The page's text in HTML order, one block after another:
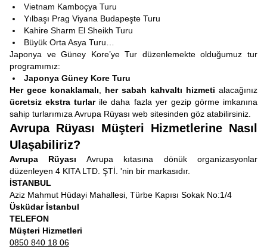
Vietnam Kamboçya Turu
Yılbaşı Prag Viyana Budapeşte Turu
Kahire Sharm El Sheikh Turu
Büyük Orta Asya Turu…
Japonya ve Güney Kore’ye Tur düzenlemekte olduğumuz tur
programımız:
Japonya Güney Kore Turu
Her gece konaklamalı
her sabah kahvaltı hizmeti alacağınız
ücretsiz ekstra turlarile daha fazla yer gezip görme imkanına
sahip turlarımıza Avrupa Rüyası web sitesinden göz atabilirsiniz.
Avrupa Rüyası Müşteri Hizmetlerine Nasıl
Ulaşabiliriz?
Avrupa Rüyası Avrupa kıtasına dönük organizasyonlar
düzenleyen 4 KITA LTD. ŞTİ. 'nin bir markasıdır.
İSTANBUL
Aziz Mahmut Hüdayi Mahallesi, Türbe Kapısı Sokak No:1/4
Üsküdar İstanbul
TELEFON
Müşteri Hizmetleri
0850 840 18 06